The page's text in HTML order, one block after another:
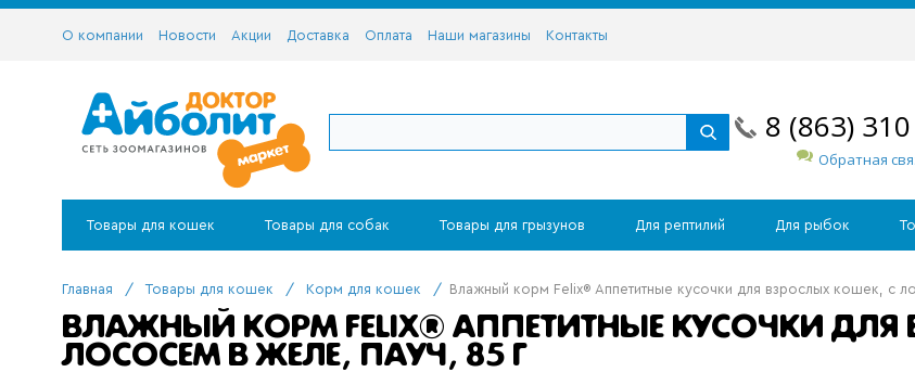
О компании Новости Акции Доставка Оплата Наши магазины Контакты
8 (863)
Обратная
Товары для кошек Товары для собак Товары для грызунов Для рептилий Для рыбок
Главная / Товары для кошек / Корм для кошек / Влажный корм Felix® Аппетитные кусочки для взрослых кошек, с
ВЛАЖНЫЙ КОРМ FELIX® АППЕТИТНЫЕ КУСОЧКИ
ЛОСОСЕМ В ЖЕЛЕ, ПАУЧ, 85 Г